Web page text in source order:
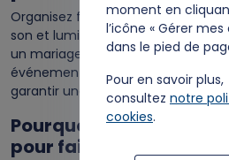
moment en
l’icône « Gérer mes
dans le pied de
Pour en savoir plus,
consultez notre
cookies.
Organisez facilement des fêtes
son et lumière en location. Que
un mariage, une soirée entre amis
événement spécial, nous avons
garantir une ambiance festive et
Pourquoi Choisir Nos
pour faire la fête ?